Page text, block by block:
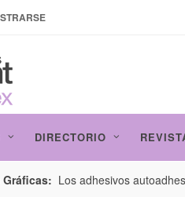
DIRECTORIO
de Los adhesivos